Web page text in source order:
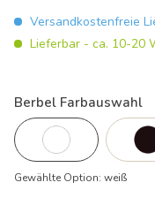
Versandkostenfreie
Lieferbar - ca. 10-20
Berbel Farbauswahl
Gewählte Option: weiß